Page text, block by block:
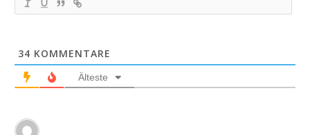
34 KOMMENTARE
Älteste